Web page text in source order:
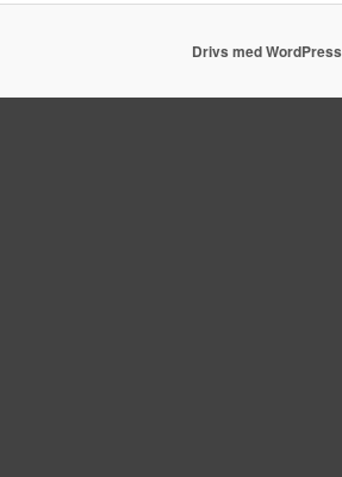
Drivs med WordPress